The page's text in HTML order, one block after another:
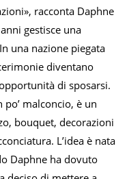
racconta Daphne
gestisce una
una nazione piegata
diventano
di sposarsi.
malconcio, è un
bouquet, decorazioni
L’idea è nata
Daphne ha dovuto